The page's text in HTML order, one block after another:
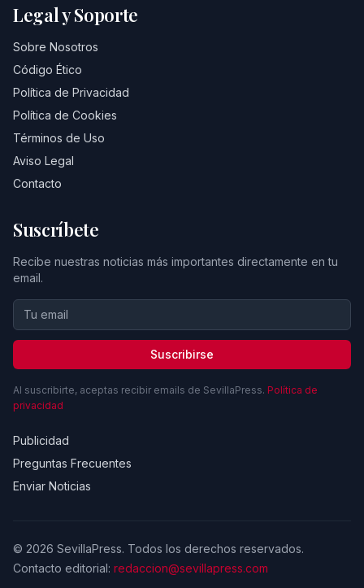
Legal y Soporte
Sobre Nosotros
Código Ético
Política de Privacidad
Política de Cookies
Términos de Uso
Aviso Legal
Contacto
Suscríbete
Recibe nuestras noticias más importantes directamente en tu
email.
Suscribirse
Al suscribirte, aceptas recibir emails de SevillaPress. Política de
privacidad
Publicidad
Preguntas Frecuentes
Enviar Noticias
© 2026 SevillaPress. Todos los derechos reservados.
Contacto editorial: redaccion@sevillapress.com